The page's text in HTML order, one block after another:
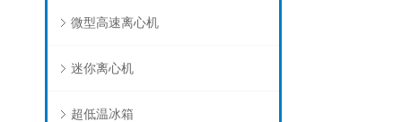
微型高速离心机
迷你离心机
超低温冰箱